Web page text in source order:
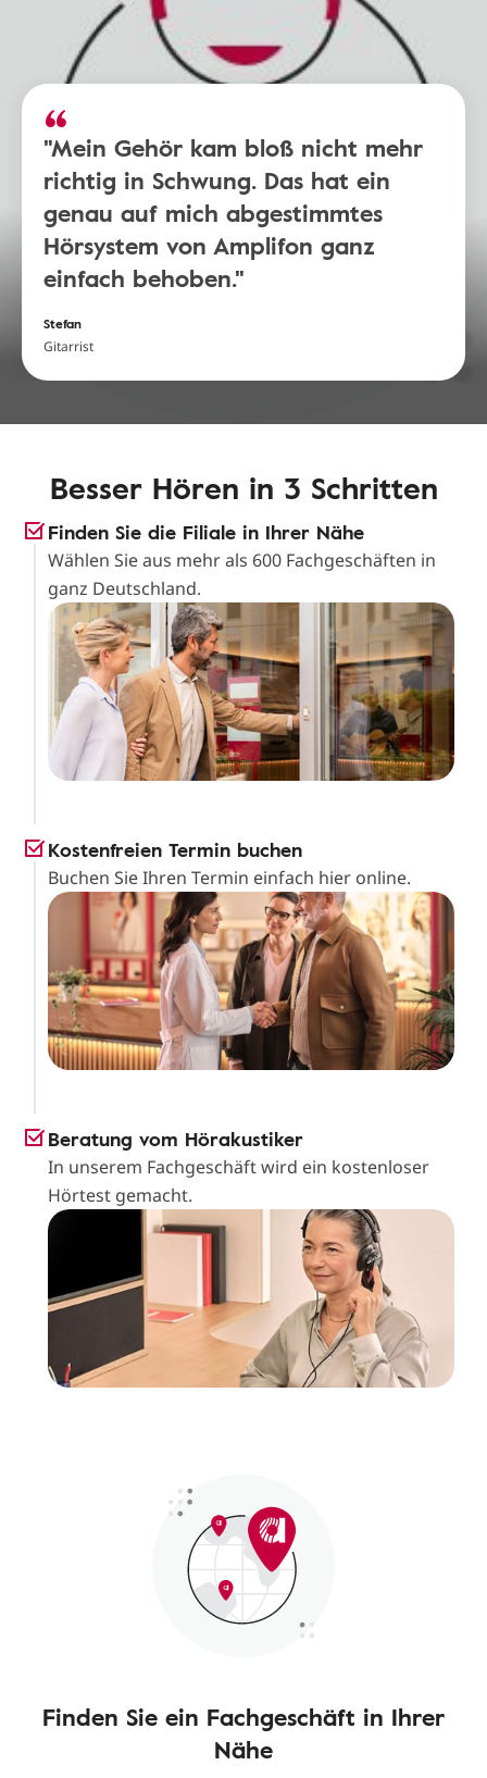
"Mein Gehör kam bloß nicht mehr
richtig in Schwung. Das hat ein
genau auf mich abgestimmtes
Hörsystem von Amplifon ganz
einfach behoben."
Stefan
Gitarrist
Besser Hören in 3 Schritten
Finden Sie die Filiale in Ihrer Nähe
Wählen Sie aus mehr als 600 Fachgeschäften in
ganz Deutschland.
Kostenfreien Termin buchen
Buchen Sie Ihren Termin einfach hier online.
Beratung vom Hörakustiker
In unserem Fachgeschäft wird ein kostenloser
Hörtest gemacht.
Finden Sie ein Fachgeschäft in Ihrer
Nähe